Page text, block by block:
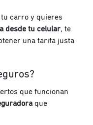
carro y quieres
desde tu celular, te
una tarifa justa
que funcionan
que